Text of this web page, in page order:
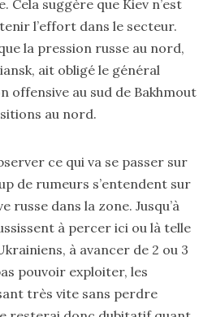
Cela suggère que Kiev n’est
l’effort dans le secteur.
la pression russe au nord,
ait obligé le général
offensive au sud de Bakhmout
au nord.
ce qui va se passer sur
de rumeurs s’entendent sur
russe dans la zone. Jusqu’à
à percer ici ou là telle
à avancer de 2 ou 3
pouvoir exploiter, les
très vite sans perdre